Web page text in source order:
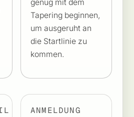
genug mit dem
Tapering beginnen,
um ausgeruht an
die Startlinie zu
kommen.
ANMELDUNG